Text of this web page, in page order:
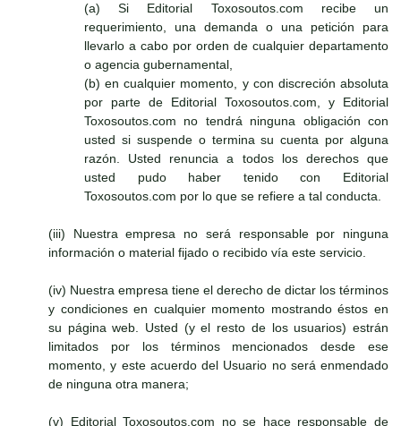
(a) Si Editorial Toxosoutos.com recibe un
requerimiento, una demanda o una petición para
llevarlo a cabo por orden de cualquier departamento
o agencia gubernamental,
(b) en cualquier momento, y con discreción absoluta
por parte de Editorial Toxosoutos.com, y Editorial
Toxosoutos.com no tendrá ninguna obligación con
usted si suspende o termina su cuenta por alguna
razón. Usted renuncia a todos los derechos que
usted pudo haber tenido con Editorial
Toxosoutos.com por lo que se refiere a tal conducta.
(iii) Nuestra empresa no será responsable por ninguna
información o material fijado o recibido vía este servicio.
(iv) Nuestra empresa tiene el derecho de dictar los términos
y condiciones en cualquier momento mostrando éstos en
su página web. Usted (y el resto de los usuarios) estrán
limitados por los términos mencionados desde ese
momento, y este acuerdo del Usuario no será enmendado
de ninguna otra manera;
(v) Editorial Toxosoutos.com no se hace responsable de